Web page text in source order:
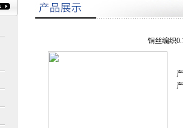
铜丝编织